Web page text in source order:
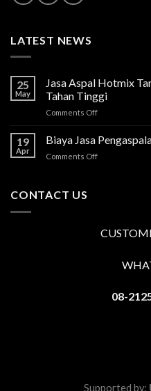
LATEST NEWS
25
May
Jasa Aspal Hotmix
Tahan Tinggi
Comments Offon
Aspal
Hotmix
19
Apr
Biaya Jasa
Comments Offon
CONTACT US
08-
Supported by: